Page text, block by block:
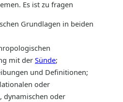
Es ist zu fragen
Grundlagen in beiden
mit der Sünde;
und Definitionen;
oder
dynamischen oder